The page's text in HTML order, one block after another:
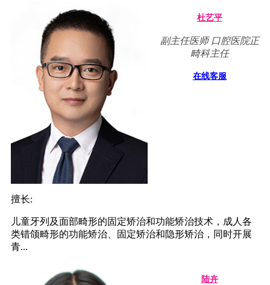
杜艺平
副主任医师 口腔医院正
畸科主任
在线客服
擅长:
儿童牙列及面部畸形的固定矫治和功能矫治技术，成人各
类错颌畸形的功能矫治、固定矫治和隐形矫治，同时开展
青...
陆卉